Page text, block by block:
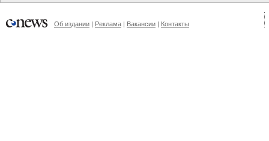
Об издании | Реклама | Вакансии | Контакты